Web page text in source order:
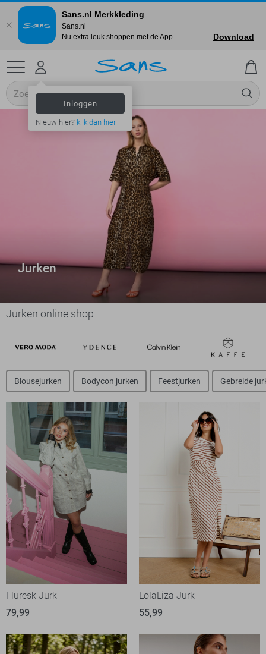
Inloggen
Nieuw hier? klik dan hier
Jurken
Jurken online shop
Blousejurken Bodycon jurken Feestjurken Gebreide
Fluresk Jurk
79,99
LolaLiza Jurk
55,99
Sans.nl Merkkleding
Sans.nl
Nu extra leuk shoppen met de App.
Download